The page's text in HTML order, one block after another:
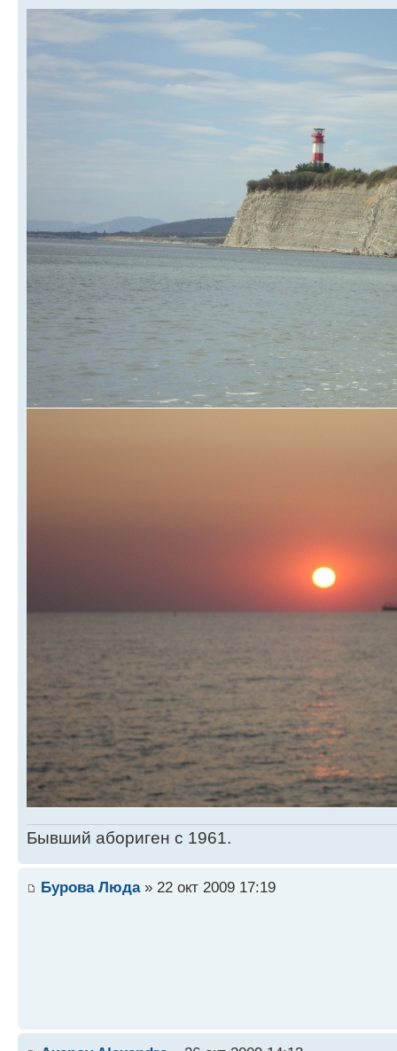
Бывший абориген с 1961.
Бурова Люда» 22 окт 2009 17:19